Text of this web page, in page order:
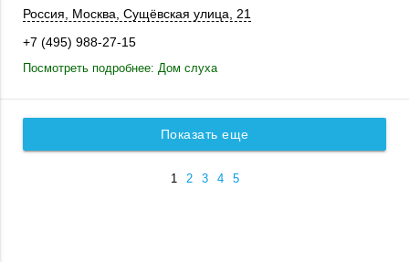
Россия Москва Сущёвская улица, 21
+7 (495) 988-27-15
Посмотреть подробнее: Дом слуха
Показать еще
1 2 3 4 5